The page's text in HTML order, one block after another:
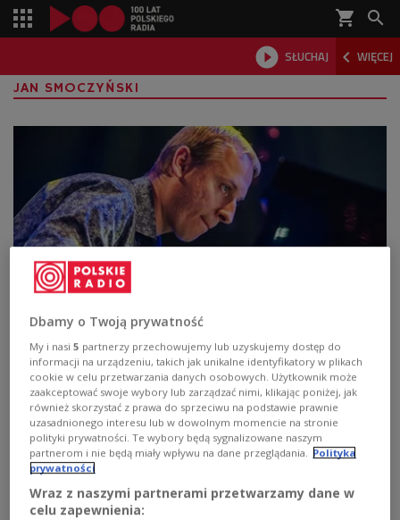
shopping_cart 
 SŁUCHAJ  WIĘCEJ

JAN SMOCZYŃSKI
Fryderyki 2026 w kategorii jazz rozdane.
Znamy laureatów najważniejszych nagród
Statuetki Fryderyków 2026 w kategoriach jazzowych
zostały rozdane. Laureatów poznaliśmy podczas Gali
Muzyki Jazzowej Fryderyk Festiwal w Muzeum Historii
Polski w Warszawie. Kto zwyciężył w tegorocznej edycji?
Zobacz więcej na temat: Jazz Dwójka Dominik Wania
Roch Siciński
Tymon Kosma Szymon Mika Stanisław Soyka
Jazz w Dwójce
Dbamy o Twoją prywatność
My i nasi5 partnerzy przechowujemy lub uzyskujemy dostęp do
informacji na urządzeniu, takich jak unikalne identyfikatory w plikach
cookie w celu przetwarzania danych osobowych. Użytkownik może
zaakceptować swoje wybory lub zarządzać nimi, klikając poniżej, jak
również skorzystać z prawa do sprzeciwu na podstawie prawnie
uzasadnionego interesu lub w dowolnym momencie na stronie
polityki prywatności. Te wybory będą sygnalizowane naszym
partnerom i nie będą miały wpływu na dane przeglądania. Polityka
prywatności
Wraz z naszymi partnerami przetwarzamy dane w
celu zapewnienia: